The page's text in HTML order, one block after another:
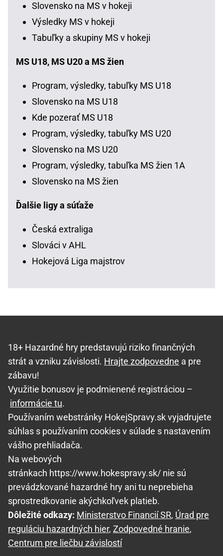
Slovensko na MS v hokeji
Výsledky MS v hokeji
Tabuľky a skupiny MS v hokeji
MS U18, MS U20 a MS žien
Program, výsledky, tabuľky MS U18
Slovensko na MS U18
Kde pozerať MS U18
Program, výsledky, tabuľky MS U20
Slovensko na MS U20
Program, výsledky, tabuľka MS žien 1A
Slovensko na MS žien
Ďalšie ligy a súťaže
Česká extraliga
Slováci v AHL
Hokejová Liga majstrov
18+ Hazardné hry predstavujú riziko finančných
strát a vzniku závislosti. Hrajte zodpovedne a pre
zábavu!
Využitie bonusov je podmienené registráciou –
informácie tu.
Používaním webstránky HokejSpravy.sk vyjadrujete
súhlas s používaním cookies v súlade s nastavením
vášho prehliadača.
Na webových
stránkach https://www.hokespravy.sk/ nie sú
prevádzkované hazardné hry ani tu neprebieha
sprostredkovanie akýchkoľvek platieb.
Dôležité odkazy: Ministerstvo Financií SR, Úrad pre
reguláciu hazardných hier, Zodpovedné hranie,
Centrum pre liečbu závislostí